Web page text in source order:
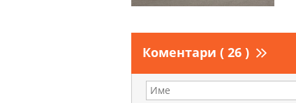
Коментари ( 26 )